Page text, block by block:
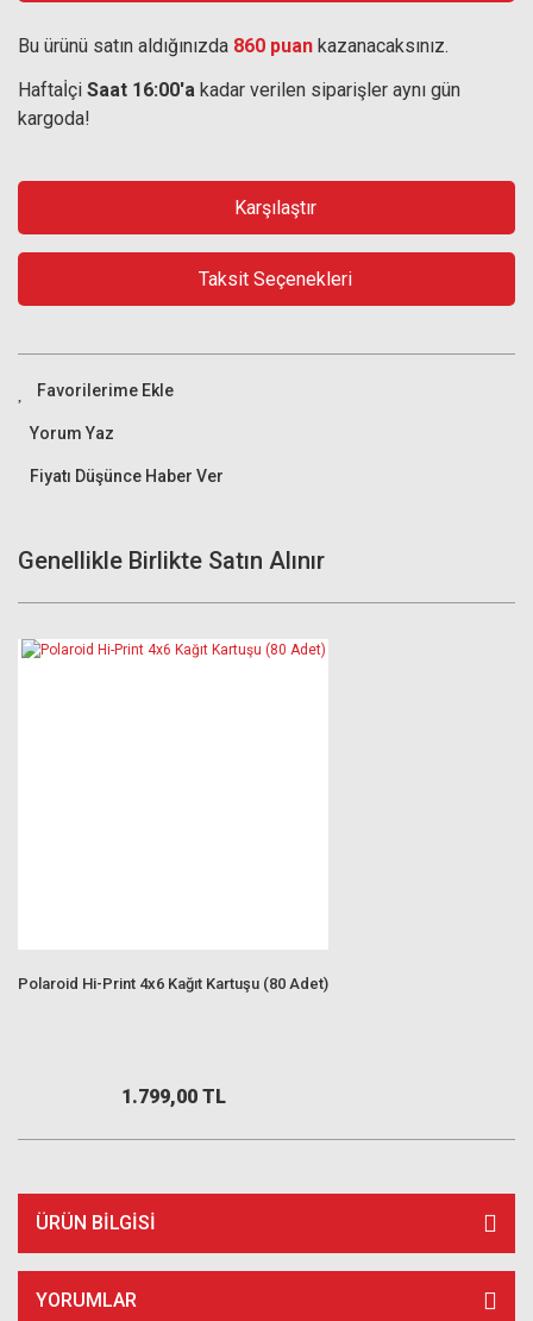
Bu ürünü satın aldığınızda 860 puan kazanacaksınız.
Haftaİçi Saat 16:00'a kadar verilen siparişler aynı gün
kargoda!
Karşılaştır
Taksit Seçenekleri
Yorum Yaz
Fiyatı Düşünce Haber Ver
Genellikle Birlikte Satın Alınır
Polaroid Hi-Print 4x6 Kağıt Kartuşu (80 Adet)
1.799,00 TL
ÜRÜN BILGISI
YORUMLAR